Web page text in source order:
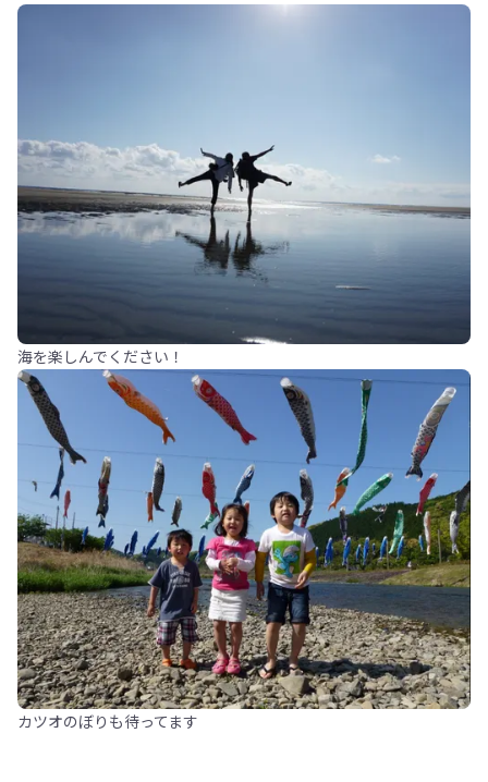
海を楽しんでください！
カツオのぼりも待ってます